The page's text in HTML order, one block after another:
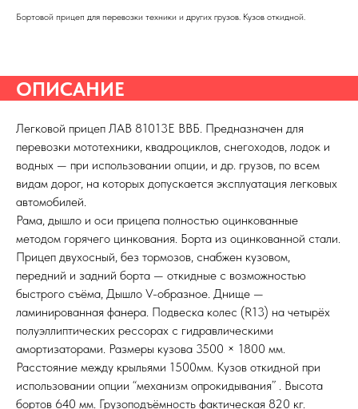
Бортовой прицеп для перевозки техники и других грузов. Кузов откидной.
ОПИСАНИЕ
Легковой прицеп ЛАВ 81013Е ВВБ. Предназначен для
перевозки мототехники, квадроциклов, снегоходов, лодок и
водных — при использовании опции, и др. грузов, по всем
видам дорог, на которых допускается эксплуатация легковых
автомобилей.
Рама, дышло и оси прицепа полностью оцинкованные
методом горячего цинкования. Борта из оцинкованной стали.
Прицеп двухосный, без тормозов, снабжен кузовом,
передний и задний борта — откидные с возможностью
быстрого съёма, Дышло V-образное. Днище —
ламинированная фанера. Подвеска колес (R13) на четырёх
полуэллиптических рессорах с гидравлическими
амортизаторами. Размеры кузова 3500 × 1800 мм.
Расстояние между крыльями 1500мм. Кузов откидной при
использовании опции “механизм опрокидывания” . Высота
бортов 640 мм. Грузоподъёмность фактическая 820 кг.